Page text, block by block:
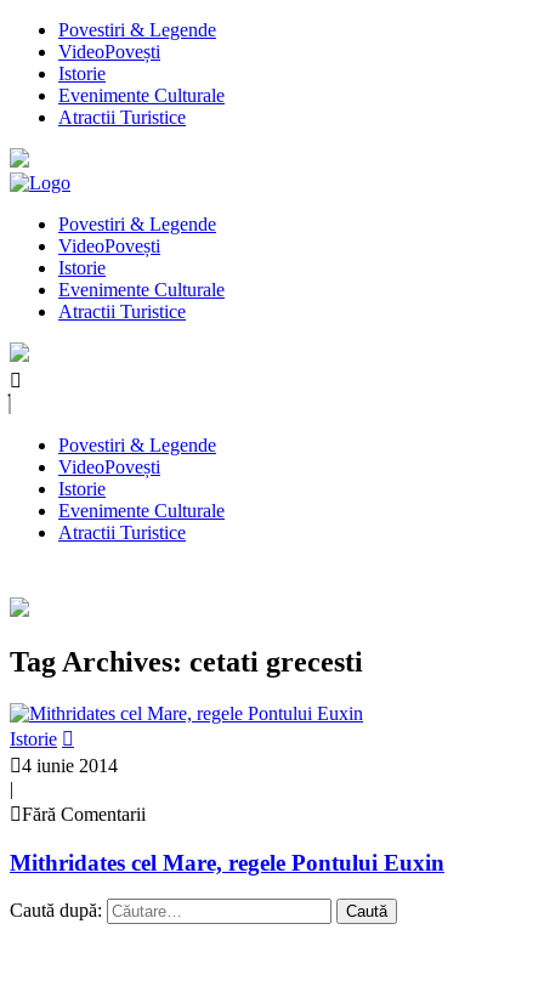
Povestiri & Legende
VideoPovești
Istorie
Evenimente Culturale
Atractii Turistice
Povestiri & Legende
VideoPovești
Istorie
Evenimente Culturale
Atractii Turistice
Povestiri & Legende
VideoPovești
Istorie
Evenimente Culturale
Atractii Turistice
Tag Archives: cetati grecesti
Istorie
4 iunie 2014
|
Fără Comentarii
Mithridates cel Mare, regele Pontului Euxin
Caută după: